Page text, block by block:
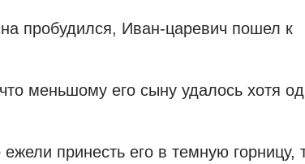
пробудился, Иван-царевич пошел к
меньшому его сыну удалось хотя
принесть его в темную горницу,